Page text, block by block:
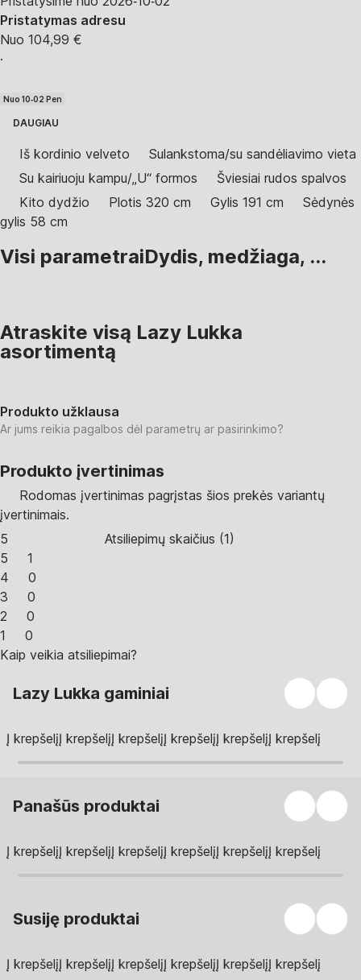
Pristatymas adresu
Nuo 104,99 €
·
Nuo 10‑02 Pen
DAUGIAU
Iš kordinio velveto
Sulankstoma/su sandėliavimo vieta
Su kairiuoju kampu/„U“ formos
Šviesiai rudos spalvos
Kito dydžio
Plotis 320 cm Gylis 191 cm
Sėdynės
gylis 58 cm
Visi parametraiDydis, medžiaga, ...
Atraskite visą Lazy Lukka
asortimentą
Produkto užklausa
Ar jums reikia pagalbos dėl parametrų ar pasirinkimo?
Produkto įvertinimas
Rodomas įvertinimas pagrįstas šios prekės variantų
įvertinimais.
5
Atsiliepimų skaičius (1)
5
1
4
0
3
0
2
0
1
0
Kaip veikia atsiliepimai?
Lazy Lukka gaminiai
Į krepšelįĮ krepšelįĮ krepšelįĮ krepšelįĮ krepšelįĮ krepšelį
Panašūs produktai
Į krepšelįĮ krepšelįĮ krepšelįĮ krepšelįĮ krepšelįĮ krepšelį
Susiję produktai
Į krepšelįĮ krepšelįĮ krepšelįĮ krepšelįĮ krepšelįĮ krepšelį